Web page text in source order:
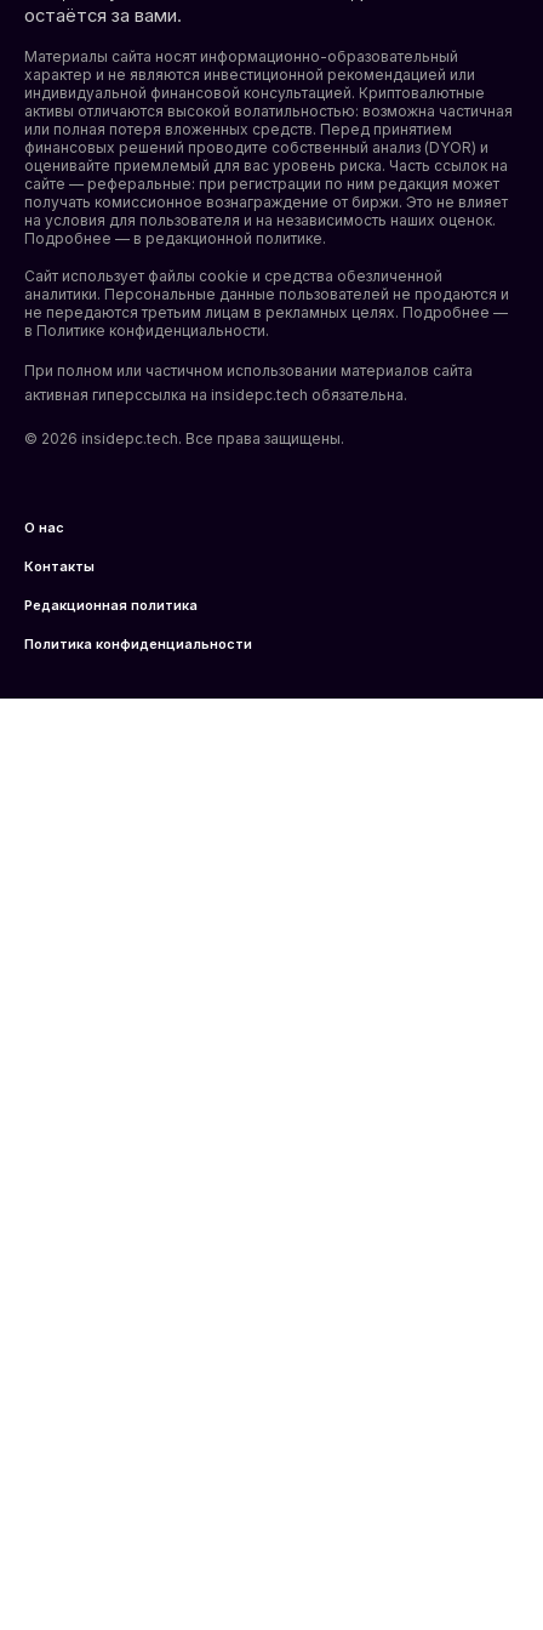
остаётся за вами.
Материалы сайта носят информационно-образовательный
характер и не являются инвестиционной рекомендацией или
индивидуальной финансовой консультацией. Криптовалютные
активы отличаются высокой волатильностью: возможна частичная
или полная потеря вложенных средств. Перед принятием
финансовых решений проводите собственный анализ (DYOR) и
оценивайте приемлемый для вас уровень риска. Часть ссылок на
сайте — реферальные: при регистрации по ним редакция может
получать комиссионное вознаграждение от биржи. Это не влияет
на условия для пользователя и на независимость наших оценок.
Подробнее — в редакционной политике.
Сайт использует файлы cookie и средства обезличенной
аналитики. Персональные данные пользователей не продаются и
не передаются третьим лицам в рекламных целях. Подробнее —
в Политике конфиденциальности.
При полном или частичном использовании материалов сайта
активная гиперссылка на insidepc.tech обязательна.
© 2026 insidepc.tech. Все права защищены.
О нас
Контакты
Редакционная политика
Политика конфиденциальности